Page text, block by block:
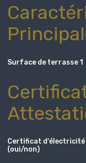
Surface de terrasse 1
Certificat d'électricité
(oui/non)